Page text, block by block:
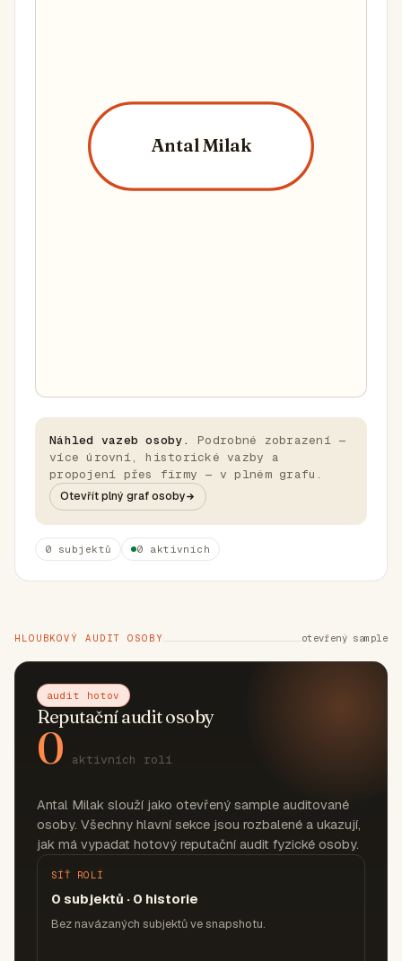
Antal Milak
Náhled vazeb osoby.
Podrobné zobrazení —
více úrovní, historické vazby a
propojení přes firmy — v plném grafu.
Otevřít plný graf osoby
0 subjektů 0 aktivních
HLOUBKOVÝ AUDIT OSOBY otevřený sample
audit hotov
Reputační audit osoby
0 aktivních rolí
Antal Milak slouží jako otevřený sample auditované
osoby. Všechny hlavní sekce jsou rozbalené a ukazují,
jak má vypadat hotový reputační audit fyzické osoby.
SÍŤ ROLÍ
0 subjektů · 0 historie
Bez navázaných subjektů ve snapshotu.